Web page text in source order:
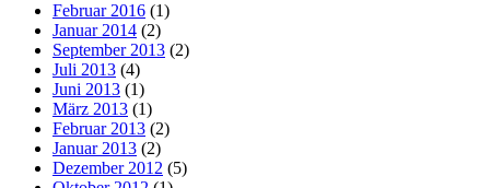
Februar 2016 (1)
Januar 2014 (2)
September 2013 (2)
Juli 2013 (4)
Juni 2013 (1)
März 2013 (1)
Februar 2013 (2)
Januar 2013 (2)
Dezember 2012 (5)